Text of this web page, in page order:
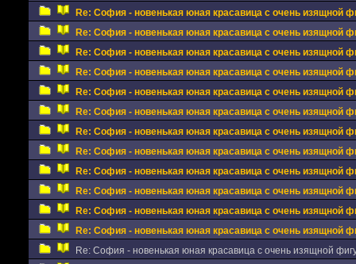
Re: София - новенькая юная красавица с очень изящной
Re: София - новенькая юная красавица с очень изящной
Re: София - новенькая юная красавица с очень изящной
Re: София - новенькая юная красавица с очень изящной
Re: София - новенькая юная красавица с очень изящной
Re: София - новенькая юная красавица с очень изящной
Re: София - новенькая юная красавица с очень изящной
Re: София - новенькая юная красавица с очень изящной
Re: София - новенькая юная красавица с очень изящной
Re: София - новенькая юная красавица с очень изящной
Re: София - новенькая юная красавица с очень изящной
Re: София - новенькая юная красавица с очень изящной
Re: София - новенькая юная красавица с очень изящной